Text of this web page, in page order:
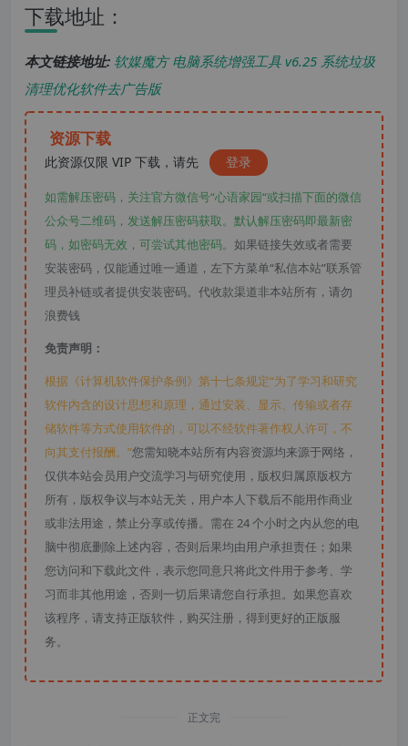
下载地址：
本文链接地址: 软媒魔方 电脑系统增强工具 v6.25 系统垃圾
清理优化软件去广告版
资源下载
此资源仅限 VIP 下载，请先 登录
如需解压密码，关注官方微信号“心语家园“或扫描下面的微信
公众号二维码，发送解压密码获取。默认解压密码即最新密
码，如密码无效，可尝试其他密码。 如果链接失效或者需要
安装密码，仅能通过唯一通道，左下方菜单“私信本站”联系管
理员补链或者提供安装密码。代收款渠道非本站所有，请勿
浪费钱
免责声明：
根据《计算机软件保护条例》第十七条规定“为了学习和研究
软件内含的设计思想和原理，通过安装、显示、传输或者存
储软件等方式使用软件的，可以不经软件著作权人许可，不
向其支付报酬。”您需知晓本站所有内容资源均来源于网络，
仅供本站会员用户交流学习与研究使用，版权归属原版权方
所有，版权争议与本站无关，用户本人下载后不能用作商业
或非法用途，禁止分享或传播。需在 24 个小时之内从您的电
脑中彻底删除上述内容，否则后果均由用户承担责任；如果
您访问和下载此文件，表示您同意只将此文件用于参考、学
习而非其他用途，否则一切后果请您自行承担。如果您喜欢
该程序，请支持正版软件，购买注册，得到更好的正版服
务。
正文完